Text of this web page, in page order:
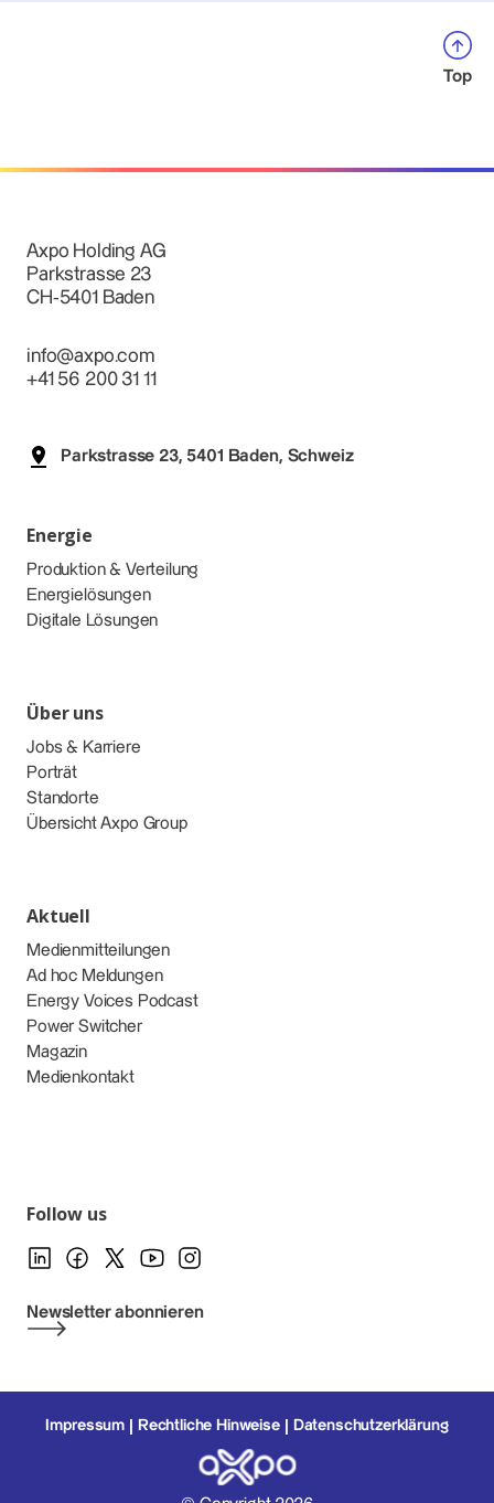
Top
Axpo Holding AG
Parkstrasse 23
CH-5401 Baden
info@axpo.com
+41 56 200 31 11
Parkstrasse 23, 5401 Baden, Schweiz
Energie
Produktion & Verteilung
Energielösungen
Digitale Lösungen
Über uns
Jobs & Karriere
Porträt
Standorte
Übersicht Axpo Group
Aktuell
Medienmitteilungen
Ad hoc Meldungen
Energy Voices Podcast
Power Switcher
Magazin
Medienkontakt
Follow us
Newsletter abonnieren
Impressum Rechtliche Hinweise Datenschutzerklärung